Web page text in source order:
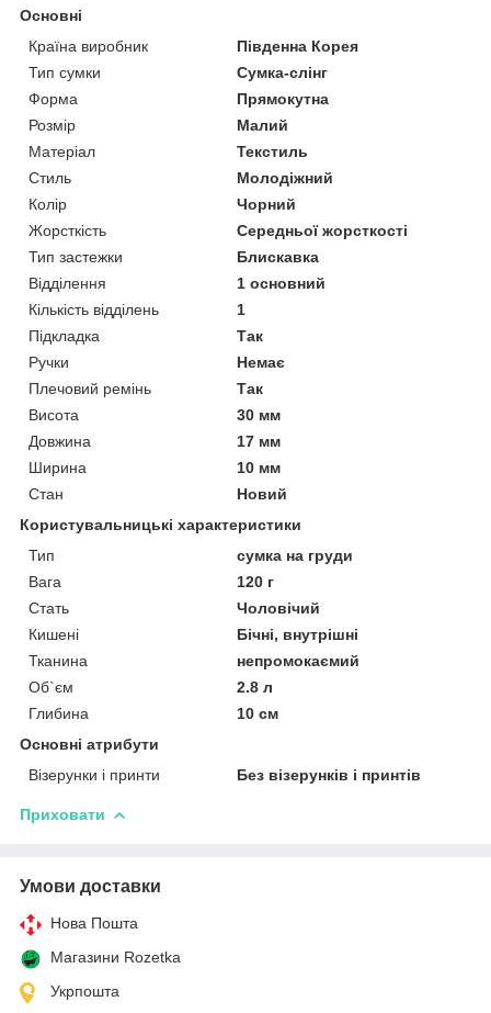
Основні
Країна виробник
Південна Корея
Тип сумки
Сумка-слінг
Форма
Прямокутна
Розмір
Малий
Матеріал
Текстиль
Стиль
Молодіжний
Колір
Чорний
Жорсткість
Середньої жорсткості
Тип застежки
Блискавка
Відділення
1 основний
Кількість відділень
1
Підкладка
Так
Ручки
Немає
Плечовий ремінь
Так
Висота
30 мм
Довжина
17 мм
Ширина
10 мм
Стан
Новий
Користувальницькі характеристики
Тип
сумка на груди
Вага
120 г
Стать
Чоловічий
Кишені
Бічні, внутрішні
Тканина
непромокаємий
Об`єм
2.8 л
Глибина
10 см
Основні атрибути
Візерунки і принти
Без візерунків і принтів
Приховати
Умови доставки
Нова Пошта
Магазини Rozetka
Укрпошта